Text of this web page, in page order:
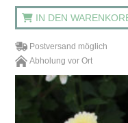
IN DEN
Postversand möglich
Abholung vor Ort